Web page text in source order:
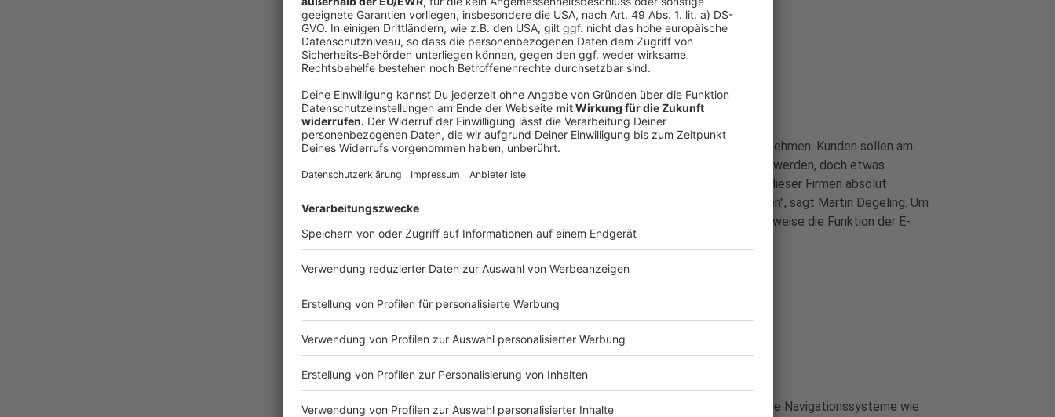
Es ist alles andere als einfach, an seine Daten heranzukommen.
Anzeige
Die persönliche Werbung ist ein langfristiges Vorhaben der Unternehmen. Kunden sollen am
liebsten ewig gebunden werden und immer wieder dazu gedrängt werden, doch etwas
einzukaufen. "Ein Kundenrabatt von zehn Euro ist für die meisten dieser Firmen absolut
verkraftbar, solange sie denn dann genug Daten vom Kunden haben", sagt Martin Degeling. Um
mit den Kunden einfach im Kontakt zu bleiben, gibt es ja beispielsweise die Funktion der E-
Mail-Newsletter.
Anzeige
Auch das ist relativ simpel zu beantworten. Zumeist nutzen wir alle Navigationssysteme wie